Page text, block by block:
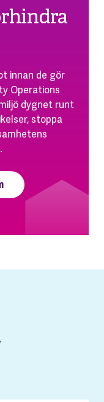
innan de gör
Operations
dygnet runt
stoppa